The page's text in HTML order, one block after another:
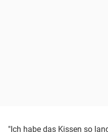
"Ich habe das Kissen so